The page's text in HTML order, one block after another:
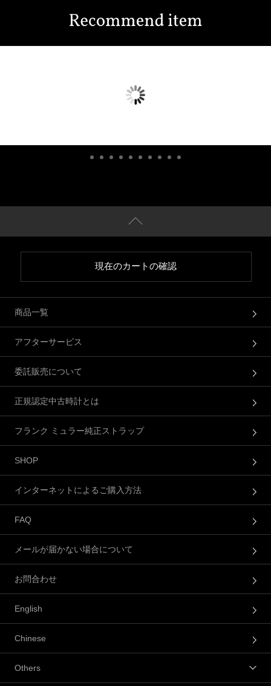
現在のカートの確認
商品一覧
アフターサービス
委託販売について
正規認定中古時計とは
フランク ミュラー純正ストラップ
SHOP
インターネットによるご購入方法
FAQ
メールが届かない場合について
お問合わせ
English
Chinese
Others